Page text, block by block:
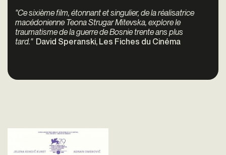
"Ce sixième film, étonnant et singulier, de la réalisatrice
macédonienne Teona Strugar Mitevska, explore le
traumatisme de la guerre de Bosnie trente ans plus
tard." David Speranski, Les Fiches du Cinéma